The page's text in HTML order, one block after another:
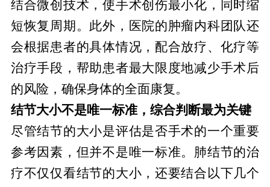
结合微创技术，使手术创伤最小化，同时缩
短恢复周期。此外，医院的肿瘤内科团队还
会根据患者的具体情况，配合放疗、化疗等
治疗手段，帮助患者最大限度地减少手术后
的风险，确保身体的全面康复。
结节大小不是唯一标准，综合判断最为关键
尽管结节的大小是评估是否手术的一个重要
参考因素，但并不是唯一标准。肺结节的治
疗不仅仅看结节的大小，还要结合以下几个